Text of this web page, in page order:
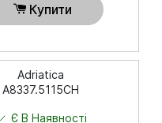
Купити
Adriatica
A8337.5115CH
Є В Наявності